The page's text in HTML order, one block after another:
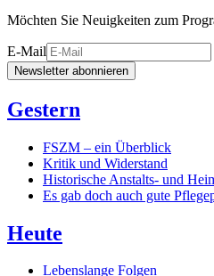
Möchten Sie Neuigkeiten zum
E-Mail
Newsletter abonnieren
Gestern
FSZM – ein Überblick
Kritik und Widerstand
Historische Anstalts- und
Es gab doch auch gute
Heute
Lebenslange Folgen